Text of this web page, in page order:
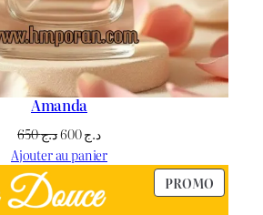
Amanda
د.ج650
Le
prix
était :
د.ج600
Le
prix
est :
Ajouter au panier
PROMO
EN